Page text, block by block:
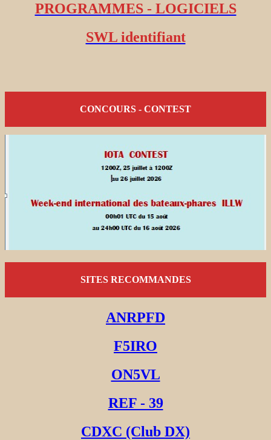
PROGRAMMES - LOGICIELS
SWL identifiant
CONCOURS - CONTEST
SITES RECOMMANDES
ANRPFD
F5IRO
ON5VL
REF - 39
CDXC (Club DX)